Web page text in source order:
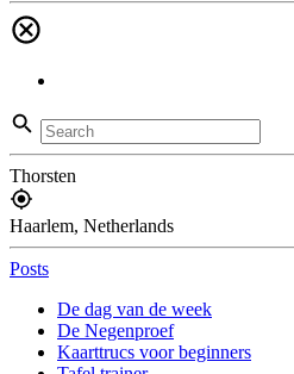
Thorsten
Haarlem, Netherlands
Posts
De dag van de week
De Negenproef
Kaarttrucs voor beginners